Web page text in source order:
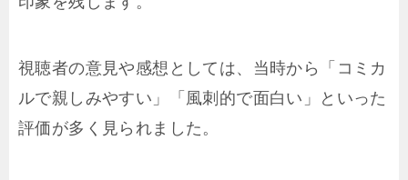
視聴者の意見や感想としては、当時から「コミカ
ルで親しみやすい」「風刺的で面白い」といった
評価が多く見られました。